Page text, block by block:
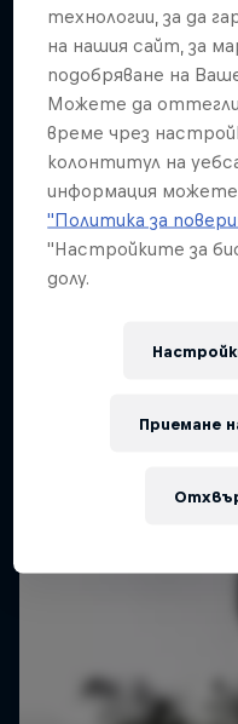
A New
1
технологии, за да
на нашия сайт, за
подобряване на
Можете да
време чрез
колонтитул на
информация
"Политика за
"Настройките за
долу.
Приемане